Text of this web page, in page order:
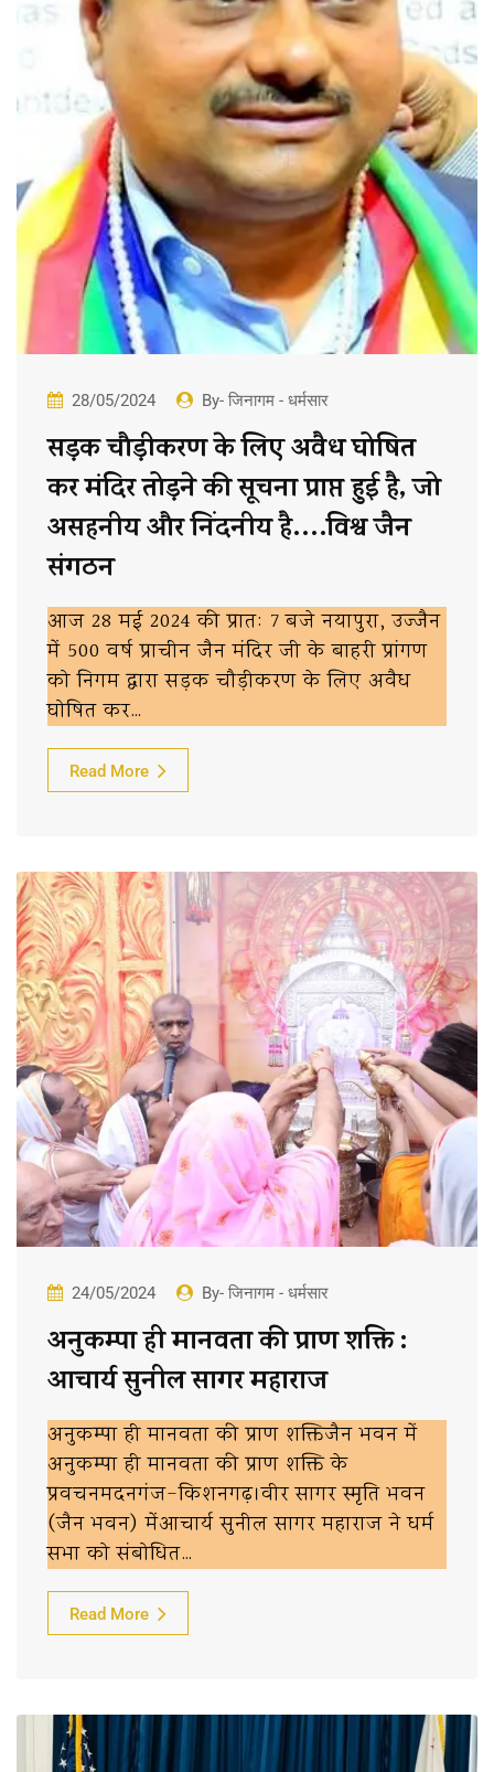
28/05/2024 By- जिनागम - धर्मसार
सड़क चौड़ीकरण के लिए अवैध घोषित
कर मंदिर तोड़ने की सूचना प्राप्त हुई है, जो
असहनीय और निंदनीय है….विश्व जैन
संगठन
आज 28 मई 2024 की प्रात: 7 बजे नयापुरा, उज्जैन
में 500 वर्ष प्राचीन जैन मंदिर जी के बाहरी प्रांगण
को निगम द्वारा सड़क चौड़ीकरण के लिए अवैध
घोषित कर…
Read More
24/05/2024 By- जिनागम - धर्मसार
अनुकम्पा ही मानवता की प्राण शक्ति :
आचार्य सुनील सागर महाराज
अनुकम्पा ही मानवता की प्राण शक्तिजैन भवन में
अनुकम्पा ही मानवता की प्राण शक्ति के
प्रवचनमदनगंज-किशनगढ़।वीर सागर स्मृति भवन
(जैन भवन) मेंआचार्य सुनील सागर महाराज ने धर्म
सभा को संबोधित…
Read More